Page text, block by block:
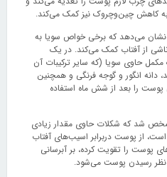
کاهش چین‌وچروک نیز کمک می‌کند.
نشان می‌دهد که برخی خواص سویا به
از آفتاب کمک می‌کند. در یک
حاوی سویا (که سایر ترکیبات آن
دانه انگور و گوجه فرنگی و همچنین
پوست را بعد از شش ماه استفاده
شد که شکلات حاوی مقدار زیادی
از پوست دربرابر اسیب‌های آفتاب
پوست را تقویت کرده، بر آبرسانی
نظر رسیدن پوست می‌شود.